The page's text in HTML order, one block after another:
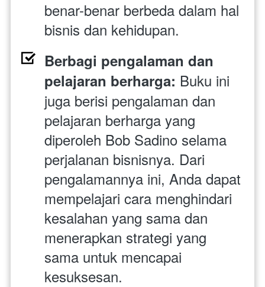
benar-benar berbeda dalam hal
bisnis dan kehidupan.
Berbagi pengalaman dan
pelajaran berharga: Buku ini
juga berisi pengalaman dan
pelajaran berharga yang
diperoleh Bob Sadino selama
perjalanan bisnisnya. Dari
pengalamannya ini, Anda dapat
mempelajari cara menghindari
kesalahan yang sama dan
menerapkan strategi yang
sama untuk mencapai
kesuksesan.